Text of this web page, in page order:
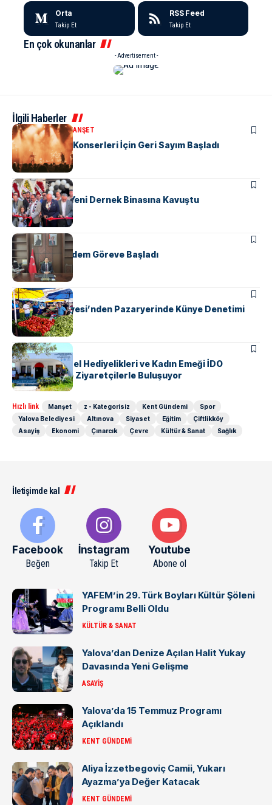
Orta
Takip Et
RSS Feed
Takip Et
En çok okunanlar
- Advertisement -
İlgili Haberler
KÜLTÜR & SANATMANŞET
Yalova’da Yaz Konserleri İçin Geri Sayım Başladı
MANŞETSPOR
Beşiktaşlılar Yeni Dernek Binasına Kavuştu
SIYASET
Kaymakam Erdem Göreve Başladı
KENT GÜNDEMI
Yalova Belediyesi’nden Pazaryerinde Künye Denetimi
KENT GÜNDEMI
Yalova’nın Yerel Hediyelikleri ve Kadın Emeği İDO
Terminali’nde Ziyaretçilerle Buluşuyor
Hızlı link Manşet z - Kategorisiz Kent Gündemi
Spor
Yalova Belediyesi
Altınova Siyaset Eğitim
Çiftlikköy
Asayiş
Ekonomi Çınarcık Çevre Kültür & Sanat Sağlık
İletişimde kal
Facebook
Beğen
İnstagram
Takip Et
Youtube
Abone ol
YAFEM’in 29. Türk Boyları Kültür Şöleni
Programı Belli Oldu
KÜLTÜR & SANAT
Yalova’dan Denize Açılan Halit Yukay
Davasında Yeni Gelişme
ASAYIŞ
Yalova’da 15 Temmuz Programı
Açıklandı
KENT GÜNDEMI
Aliya İzzetbegoviç Camii, Yukarı
Ayazma’ya Değer Katacak
KENT GÜNDEMI